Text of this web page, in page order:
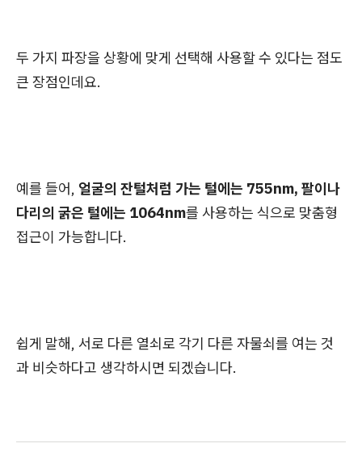
두 가지 파장을 상황에 맞게 선택해 사용할 수 있다는 점도
큰 장점인데요.
예를 들어, 얼굴의 잔털처럼 가는 털에는 755nm, 팔이나
다리의 굵은 털에는 1064nm를 사용하는 식으로 맞춤형
접근이 가능합니다.
쉽게 말해, 서로 다른 열쇠로 각기 다른 자물쇠를 여는 것
과 비슷하다고 생각하시면 되겠습니다.